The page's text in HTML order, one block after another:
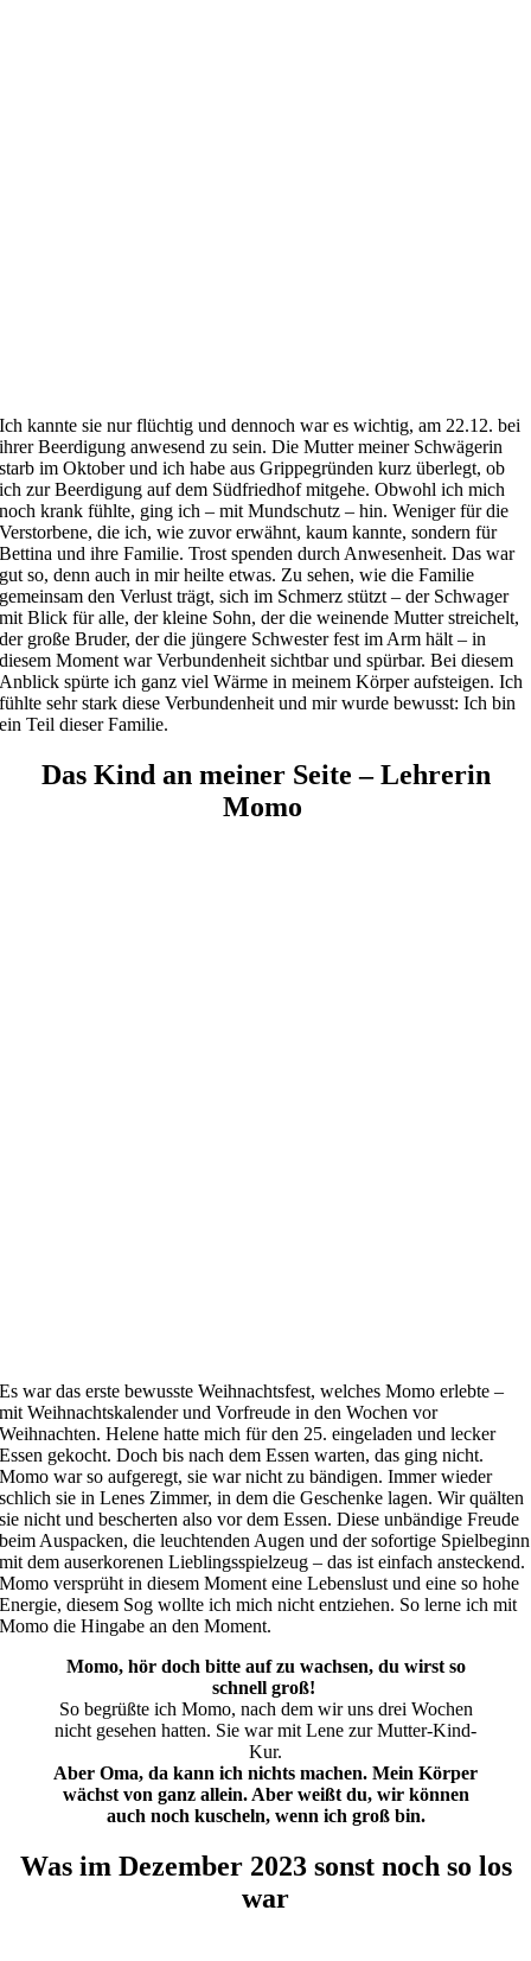
Ich kannte sie nur flüchtig und dennoch war es wichtig, am 22.12. bei
ihrer Beerdigung anwesend zu sein. Die Mutter meiner Schwägerin
starb im Oktober und ich habe aus Grippegründen kurz überlegt, ob
ich zur Beerdigung auf dem Südfriedhof mitgehe. Obwohl ich mich
noch krank fühlte, ging ich – mit Mundschutz – hin. Weniger für die
Verstorbene, die ich, wie zuvor erwähnt, kaum kannte, sondern für
Bettina und ihre Familie. Trost spenden durch Anwesenheit. Das war
gut so, denn auch in mir heilte etwas. Zu sehen, wie die Familie
gemeinsam den Verlust trägt, sich im Schmerz stützt – der Schwager
mit Blick für alle, der kleine Sohn, der die weinende Mutter streichelt,
der große Bruder, der die jüngere Schwester fest im Arm hält – in
diesem Moment war Verbundenheit sichtbar und spürbar. Bei diesem
Anblick spürte ich ganz viel Wärme in meinem Körper aufsteigen. Ich
fühlte sehr stark diese Verbundenheit und mir wurde bewusst: Ich bin
ein Teil dieser Familie.
Das Kind an meiner Seite – Lehrerin
Momo
Es war das erste bewusste Weihnachtsfest, welches Momo erlebte –
mit Weihnachtskalender und Vorfreude in den Wochen vor
Weihnachten. Helene hatte mich für den 25. eingeladen und lecker
Essen gekocht. Doch bis nach dem Essen warten, das ging nicht.
Momo war so aufgeregt, sie war nicht zu bändigen. Immer wieder
schlich sie in Lenes Zimmer, in dem die Geschenke lagen. Wir quälten
sie nicht und bescherten also vor dem Essen. Diese unbändige Freude
beim Auspacken, die leuchtenden Augen und der sofortige Spielbeginn
mit dem auserkorenen Lieblingsspielzeug – das ist einfach ansteckend.
Momo versprüht in diesem Moment eine Lebenslust und eine so hohe
Energie, diesem Sog wollte ich mich nicht entziehen. So lerne ich mit
Momo die Hingabe an den Moment.
Momo, hör doch bitte auf zu wachsen, du wirst so
schnell groß!
So begrüßte ich Momo, nach dem wir uns drei Wochen
nicht gesehen hatten. Sie war mit Lene zur Mutter-Kind-
Kur.
Aber Oma, da kann ich nichts machen. Mein Körper
wächst von ganz allein. Aber weißt du, wir können
auch noch kuscheln, wenn ich groß bin.
Was im Dezember 2023 sonst noch so los
war